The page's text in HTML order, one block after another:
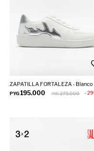
ZAPATILLA FORTALEZA - Blanco
PYG195.000 PYG 275.000 29